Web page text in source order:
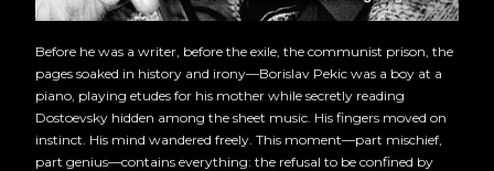
Before he was a writer, before the exile, the communist prison, the
pages soaked in history and irony—Borislav Pekic was a boy at a
piano, playing etudes for his mother while secretly reading
Dostoevsky hidden among the sheet music. His fingers moved on
instinct. His mind wandered freely. This moment—part mischief,
part genius—contains everything: the refusal to be confined by